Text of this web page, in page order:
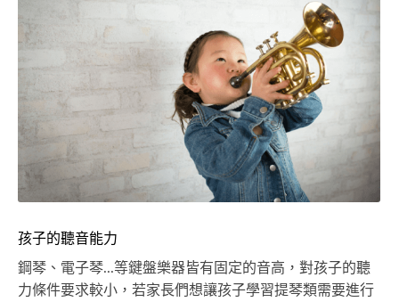
孩子的聽音能力
鋼琴、電子琴...等鍵盤樂器皆有固定的音高，對孩子的聽
力條件要求較小，若家長們想讓孩子學習提琴類需要進行